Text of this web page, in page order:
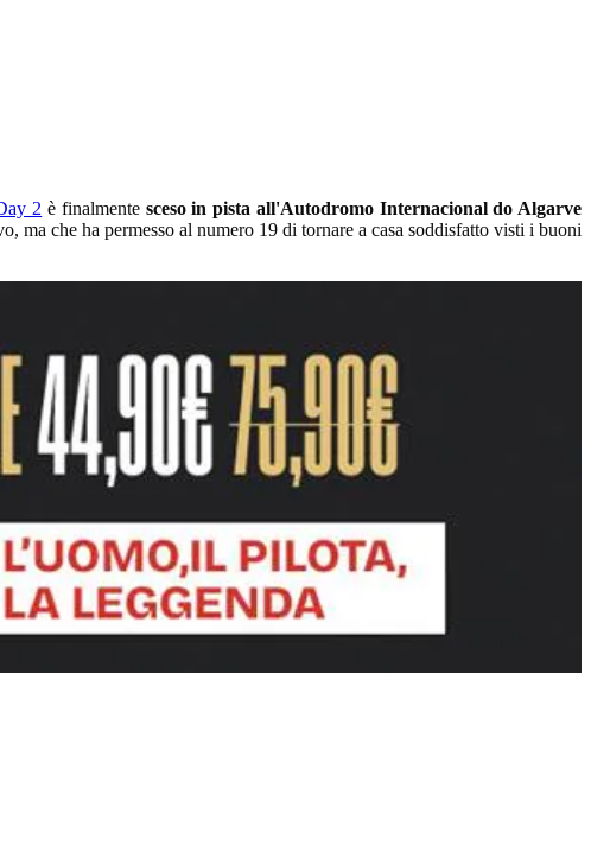
2 è finalmente sceso in pista all'Autodromo Internacional do Algarve
che ha permesso al numero 19 di tornare a casa soddisfatto visti i buoni